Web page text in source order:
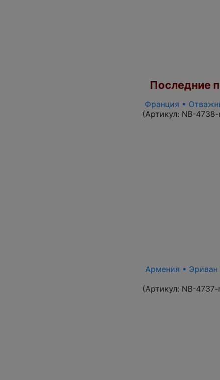
Последние
Франция •
(Артикул: NB-4738-
Армения • Эриван
(Артикул: NB-4737-